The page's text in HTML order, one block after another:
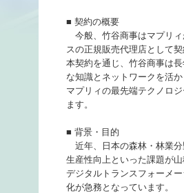
■ 契約の概要
今般、竹谷商事はマプリ
スの正規販売代理店として契
本契約を通じ、竹谷商事は
な知識とネットワークを活か
マプリィの最先端テクノロ
ます。
■ 背景・目的
近年、日本の森林・林業分
生産性向上といった課題が山
デジタルトランスフォーメ
化が急務となっています。